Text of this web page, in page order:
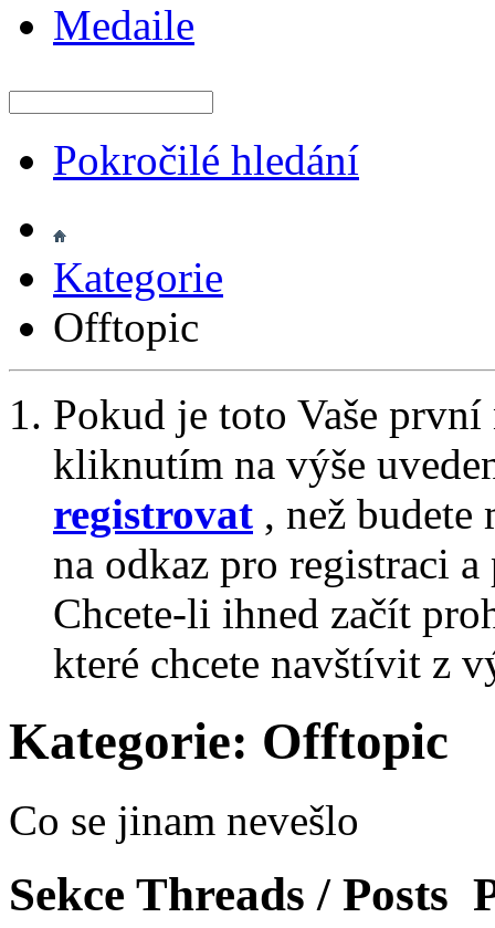
Medaile
Pokročilé hledání
Kategorie
Offtopic
Pokud je toto Vaše
kliknutím na výše
registrovat , než
na odkaz pro registraci
Chcete-li ihned začít
které chcete navštívit z
Kategorie: Offtopic
Co se jinam nevešlo
Sekce Threads / Posts